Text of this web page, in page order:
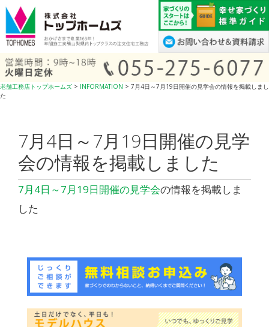
コ
テ
ツ
へ
ス
老舗工務店トップホームズ > INFORMATION > 7月4日～7月19日開催の見学会の情報を掲載しまし
た
7月4日～7月19日開催の見学
会の情報を掲載しました
7月4日～7月19日開催の見学会の情報を掲載しま
した